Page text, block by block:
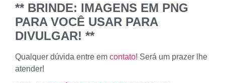
** BRINDE: IMAGENS EM PNG
PARA VOCÊ USAR PARA
DIVULGAR! **
Qualquer dúvida entre em contato! Será um prazer lhe
atender!